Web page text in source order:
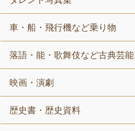
車・船・飛行機など乗り物
落語・能・歌舞伎など古典芸能
映画・演劇
歴史書・歴史資料